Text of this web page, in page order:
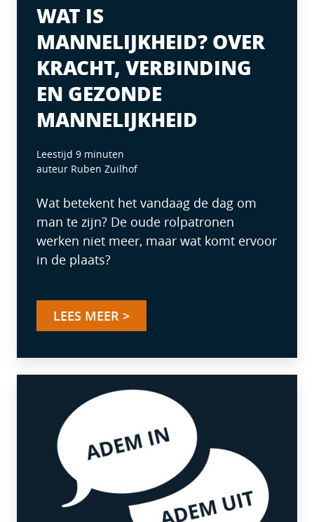
WAT IS
MANNELIJKHEID? OVER
KRACHT, VERBINDING
EN GEZONDE
MANNELIJKHEID
Leestijd 9 minuten
auteur Ruben Zuilhof
Wat betekent het vandaag de dag om
man te zijn? De oude rolpatronen
werken niet meer, maar wat komt ervoor
in de plaats?
LEES MEER >